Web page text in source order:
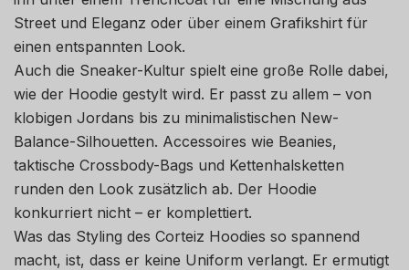
Street und Eleganz oder über einem Grafikshirt für
einen entspannten Look.
Auch die Sneaker-Kultur spielt eine große Rolle dabei,
wie der Hoodie gestylt wird. Er passt zu allem – von
klobigen Jordans bis zu minimalistischen New-
Balance-Silhouetten. Accessoires wie Beanies,
taktische Crossbody-Bags und Kettenhalsketten
runden den Look zusätzlich ab. Der Hoodie
konkurriert nicht – er komplettiert.
Was das Styling des Corteiz Hoodies so spannend
macht, ist, dass er keine Uniform verlangt. Er ermutigt